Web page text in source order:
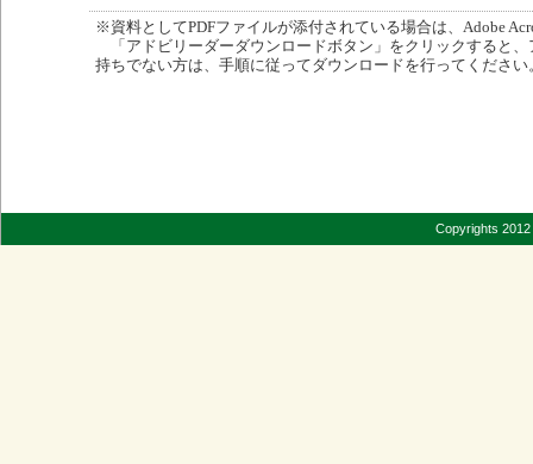
※資料としてPDFファイルが添付されている場合は、Adobe
「アドビリーダーダウンロードボタン」をクリックすると
持ちでない方は、手順に従ってダウンロードを行ってください
Copyrights